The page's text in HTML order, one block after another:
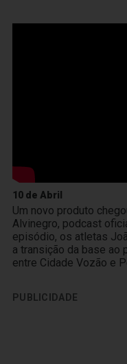
10 de Abril
Um novo produto
Alvinegro, podcast
episódio, os atletas
a transição da base ao
entre Cidade Vozão e
PUBLICIDADE